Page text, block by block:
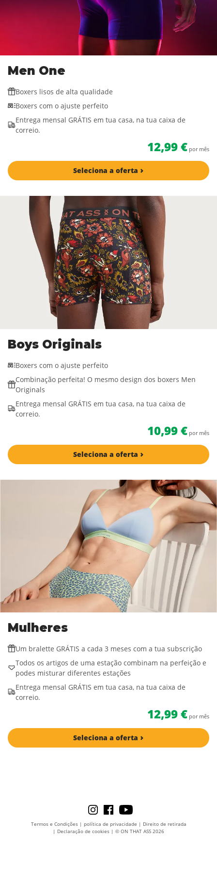
Men One
Boxers lisos de alta qualidade
Boxers com o ajuste perfeito
Entrega mensal GRÁTIS em tua casa, na tua caixa de
correio.
12,99 € por mês
Seleciona a oferta
Boys Originals
Boxers com o ajuste perfeito
Combinação perfeita! O mesmo design dos boxers Men
Originals
Entrega mensal GRÁTIS em tua casa, na tua caixa de
correio.
10,99 € por mês
Seleciona a oferta
Mulheres
Um bralette GRÁTIS a cada 3 meses com a tua subscrição
Todos os artigos de uma estação combinam na perfeição e
podes misturar diferentes estações
Entrega mensal GRÁTIS em tua casa, na tua caixa de
correio.
12,99 € por mês
Seleciona a oferta
Termos e Condições| política de privacidade | Direito de retirada
| Declaração de cookies | © ON THAT ASS 2026